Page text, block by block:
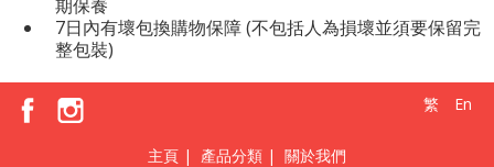
期保養
7日內有壞包換購物保障 (不包括人為損壞並須要保留完
整包裝)
繁 En
主頁 | 產品分類 | 關於我們